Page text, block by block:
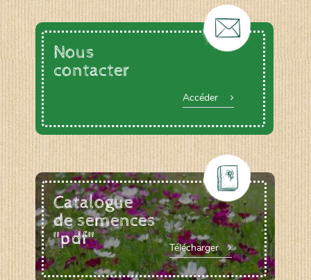
Nous
contacter
Accéder
Catalogue
de semences
"pdf"
Télécharger